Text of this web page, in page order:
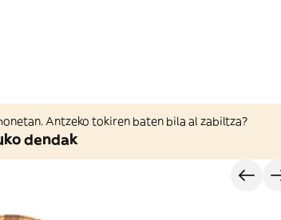
Antzeko tokiren baten bila al zabiltza?
dendak